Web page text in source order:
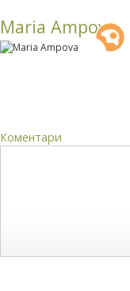
Maria Ampova
Коментари